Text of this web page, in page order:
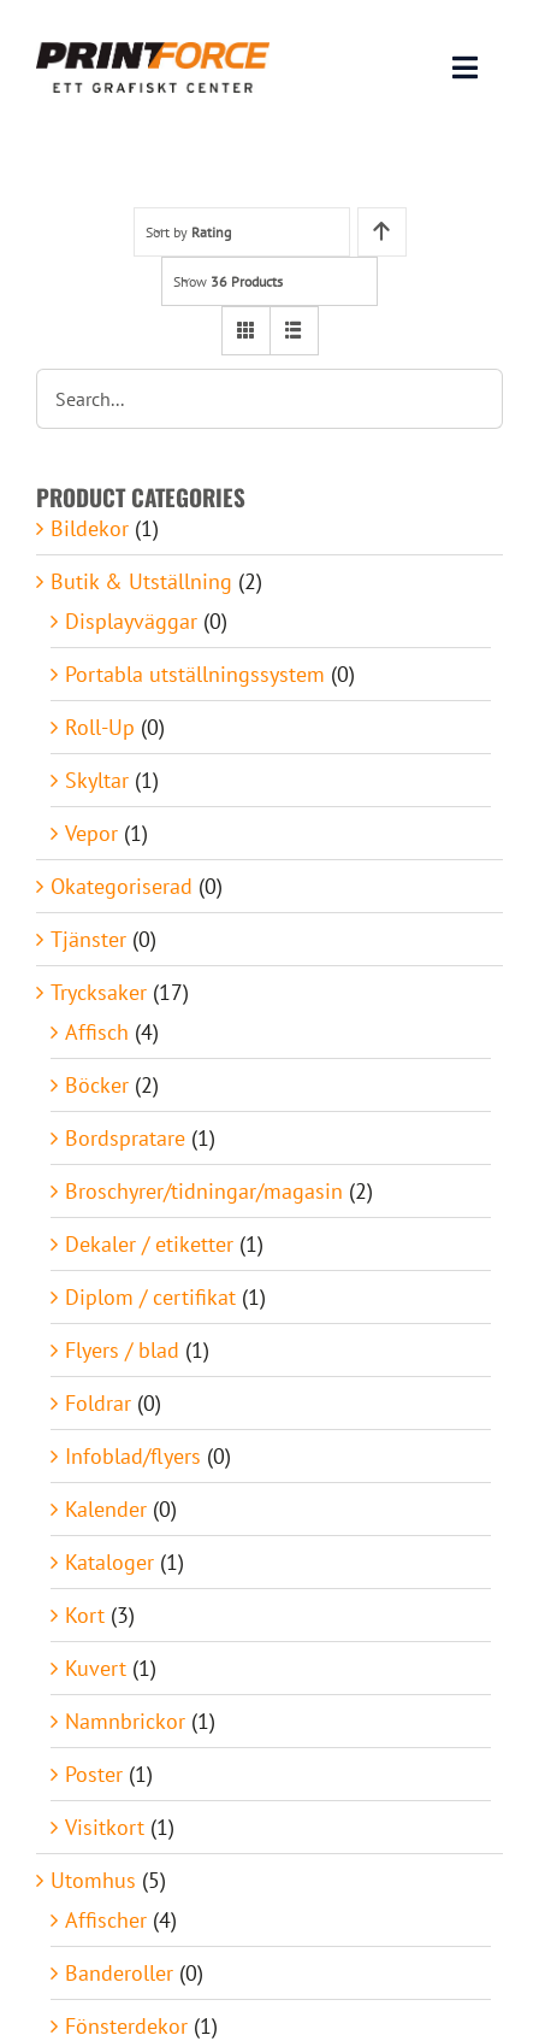
content
Toggle
INSPIRATION
Lämna original & filer
Om oss
Kontakt
Sort by Rating
Show 36 Products
PRODUCT CATEGORIES
Bildekor (1)
Butik & Utställning (2)
Displayväggar (0)
Portabla utställningssystem (0)
Roll-Up (0)
Skyltar (1)
Vepor (1)
Okategoriserad (0)
Tjänster (0)
Trycksaker (17)
Affisch (4)
Böcker (2)
Bordspratare (1)
Broschyrer/tidningar/magasin (2)
Dekaler / etiketter (1)
Diplom / certifikat (1)
Flyers / blad (1)
Foldrar (0)
Infoblad/flyers (0)
Kalender (0)
Kataloger (1)
Kort (3)
Kuvert (1)
Namnbrickor (1)
Poster (1)
Visitkort (1)
Utomhus (5)
Affischer (4)
Banderoller (0)
Fönsterdekor (1)